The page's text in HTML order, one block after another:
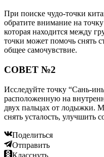
При поиске чудо-точки
обратите внимание на
которая находится между
точки может помочь снять
общее самочувствие.
СОВЕТ №2
Исследуйте точку “Сань-
расположенную на
двух пальцах от лодыжки.
снять усталость, улучшить
Поделиться
Отправить
Класснуть